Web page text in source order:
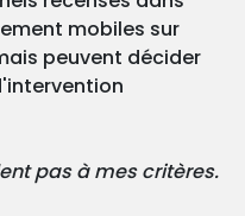
mobiles sur
peuvent décider
pas à mes critères.